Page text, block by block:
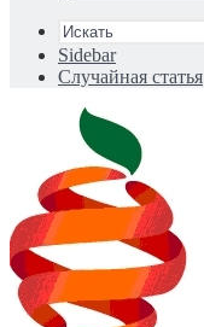
Sidebar
Случайная статья